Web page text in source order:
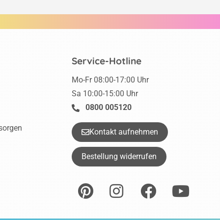
Service-Hotline
Mo-Fr 08:00-17:00 Uhr
Sa 10:00-15:00 Uhr
0800 005120
Kontakt aufnehmen
Bestellung widerrufen